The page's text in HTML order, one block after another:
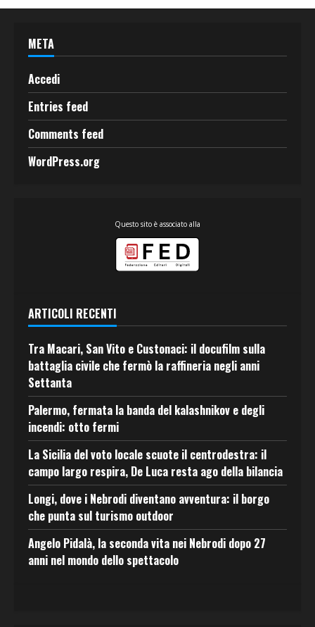
META
Accedi
Entries feed
Comments feed
WordPress.org
Questo sito è associato alla
ARTICOLI RECENTI
Tra Macari, San Vito e Custonaci: il docufilm sulla
battaglia civile che fermò la raffineria negli anni
Settanta
Palermo, fermata la banda del kalashnikov e degli
incendi: otto fermi
La Sicilia del voto locale scuote il centrodestra: il
campo largo respira, De Luca resta ago della bilancia
Longi, dove i Nebrodi diventano avventura: il borgo
che punta sul turismo outdoor
Angelo Pidalà, la seconda vita nei Nebrodi dopo 27
anni nel mondo dello spettacolo